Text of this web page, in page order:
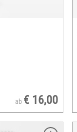
ab € 16,00